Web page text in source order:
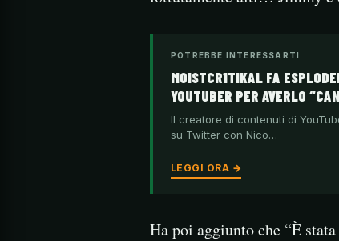
POTREBBE INTERESSARTI
MOISTCR1TIKAL FA
YOUTUBER PER AVERLO
Il creatore di contenuti di
su Twitter con Nico…
LEGGI ORA →
Ha poi aggiunto che “È